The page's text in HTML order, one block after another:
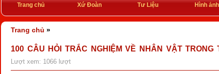
Trang chủ Xứ Đoàn Tư Liệu Hình ảnh
Trang chủ »
100 CÂU HỎI TRẮC NGHIỆM VỀ NHÂN VẬT
Lượt xem: 1066 lượt